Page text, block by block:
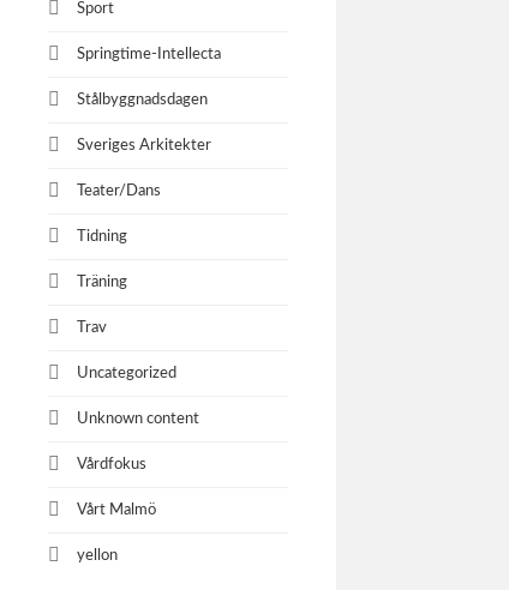
Sport
Springtime-Intellecta
Stålbyggnadsdagen
Sveriges Arkitekter
Teater/Dans
Tidning
Träning
Trav
Uncategorized
Unknown content
Vårdfokus
Vårt Malmö
yellon